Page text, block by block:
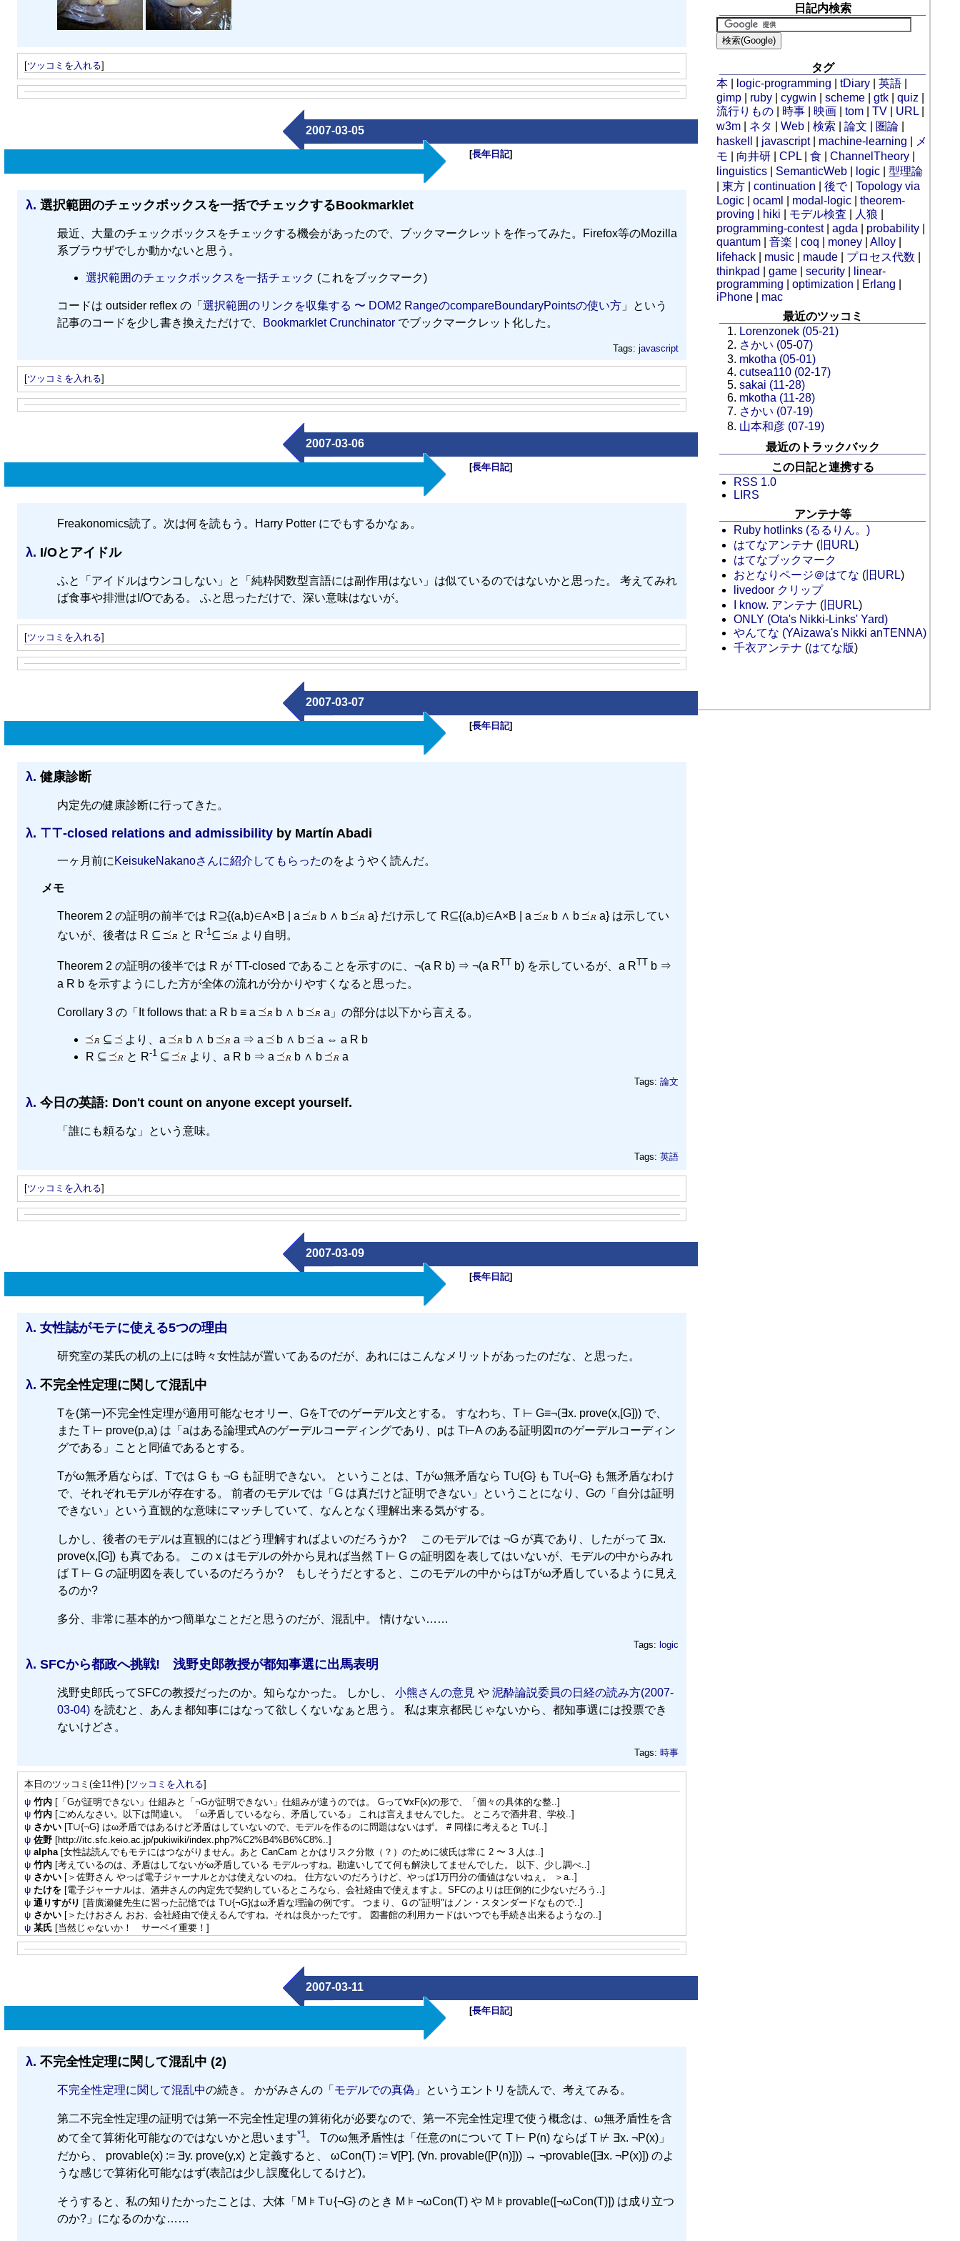
[ツッコミを入れる]
2007-03-05
[長年日記]
λ. 選択範囲のチェックボックスを一括でチェックするBookmarklet
最近、大量のチェックボックスをチェックする機会があったので、ブックマークレットを作ってみた。Firefox等のMozilla
系ブラウザでしか動かないと思う。
選択範囲のチェックボックスを一括チェック (これをブックマーク)
コードは outsider reflex の「 選択範囲のリンクを収集する 〜 DOM2 RangeのcompareBoundaryPointsの使い方」という
記事のコードを少し書き換えただけで、
Bookmarklet Crunchinatorでブックマークレット化した。
Tags: javascript
[ツッコミを入れる]
2007-03-06
[長年日記]
Freakonomics読了。次は何を読もう。Harry Potter にでもするかなぁ。
λ. I/Oとアイドル
ふと「アイドルはウンコしない」と「純粋関数型言語には副作用はない」は似ているのではないかと思った。 考えてみれ
ば食事や排泄はI/Oである。 ふと思っただけで、深い意味はないが。
[ツッコミを入れる]
2007-03-07
[長年日記]
λ. 健康診断
内定先の健康診断に行ってきた。
λ. ⊤⊤-closed relations and admissibility by Martín Abadi
一ヶ月前に KeisukeNakanoさんに紹介してもらったのをようやく読んだ。
メモ
Theorem 2 の証明の前半では R⊇{(a,b)∈A×B | a b ∧ b a} だけ示して R⊆{(a,b)∈A×B | a b ∧ b
a} は示してい
ないが、後者は R ⊆
と R-1⊆ より自明。
Theorem 2 の証明の後半では R が TT-closed であることを示すのに、¬(a R b) ⇒ ¬(a RTT b) を示しているが、a RTT b ⇒
a R b を示すようにした方が全体の流れが分かりやすくなると思った。
Corollary 3 の「It follows that: a R b ≡ a b ∧ b a」の部分は以下から言える。
⊆ より、a b ∧ b a ⇒ a b ∧ b
a ⇔ a R b
R ⊆
と R-1⊆ より、a R b ⇒ a b ∧ b a
Tags: 論文
λ. 今日の英語: Don't count on anyone except yourself.
「誰にも頼るな」という意味。
Tags: 英語
[ツッコミを入れる]
2007-03-09
[長年日記]
λ. 女性誌がモテに使える5つの理由
研究室の某氏の机の上には時々女性誌が置いてあるのだが、あれにはこんなメリットがあったのだな、と思った。
λ. 不完全性定理に関して混乱中
Tを(第一)不完全性定理が適用可能なセオリー、GをTでのゲーデル文とする。 すなわち、T ⊢ G≡¬(∃x. prove(x,[G])) で、
また T ⊢ prove(p,a) は「aはある論理式Aのゲーデルコーディングであり、pは T⊢A のある証明図πのゲーデルコーディン
グである」ことと同値であるとする。
Tがω無矛盾ならば、Tでは G も ¬G も証明できない。 ということは、Tがω無矛盾なら T∪{G} も T∪{¬G} も無矛盾なわけ
で、それぞれモデルが存在する。 前者のモデルでは「G は真だけど証明できない」ということになり、Gの「自分は証明
できない」という直観的な意味にマッチしていて、なんとなく理解出来る気がする。
しかし、後者のモデルは直観的にはどう理解すればよいのだろうか? このモデルでは ¬G が真であり、したがって ∃x.
prove(x,[G]) も真である。 この x はモデルの外から見れば当然 T ⊢ G の証明図を表してはいないが、モデルの中からみれ
ば T ⊢ G の証明図を表しているのだろうか? もしそうだとすると、このモデルの中からはTがω矛盾しているように見え
るのか?
多分、非常に基本的かつ簡単なことだと思うのだが、混乱中。 情けない……
Tags: logic
λ. SFCから都政へ挑戦! 浅野史郎教授が都知事選に出馬表明
浅野史郎氏ってSFCの教授だったのか。知らなかった。 しかし、 小熊さんの意見 や 泥酔論説委員の日経の読み方(2007-
03-04)を読むと、あんま都知事にはなって欲しくないなぁと思う。 私は東京都民じゃないから、都知事選には投票でき
ないけどさ。
Tags: 時事
本日のツッコミ(全11件) [ツッコミを入れる]
ψ 竹内[「Gが証明できない」仕組みと「¬Gが証明できない」仕組みが違うのでは。 Gって∀xF(x)の形で、「個々の具体的な整..]
ψ 竹内[ごめんなさい。以下は間違い。 「ω矛盾しているなら、矛盾している」 これは言えませんでした。 ところで酒井君、学校..]
ψ さかい[T∪{¬G} はω矛盾ではあるけど矛盾はしていないので、モデルを作るのに問題はないはず。 # 同様に考えると T∪{..]
ψ 佐野[http://itc.sfc.keio.ac.jp/pukiwiki/index.php?%C2%B4%B6%C8%..]
ψ alpha[女性誌読んでもモテにはつながりません。あと CanCam とかはリスク分散（？）のために彼氏は常に 2 〜 3 人は..]
ψ 竹内[考えているのは、矛盾はしてないがω矛盾している モデルっすね。勘違いしてて何も解決してませんでした。 以下、少し調べ..]
ψ さかい[＞佐野さん やっぱ電子ジャーナルとかは使えないのね。 仕方ないのだろうけど、やっぱ1万円分の価値はないねぇ。 ＞a..]
ψ たけを[電子ジャーナルは、酒井さんの内定先で契約しているところなら、会社経由で使えますよ。SFCのよりは圧倒的に少ないだろう..]
ψ 通りすがり [昔廣瀬健先生に習った記憶では T∪{¬G}はω矛盾な理論の例です。 つまり、Ｇの"証明"はノン・スタンダードなもので..]
ψ さかい[＞たけおさん おお、会社経由で使えるんですね。それは良かったです。 図書館の利用カードはいつでも手続き出来るようなの..]
ψ 某氏[当然じゃないか！ サーベイ重要！]
2007-03-11
[長年日記]
λ. 不完全性定理に関して混乱中 (2)
不完全性定理に関して混乱中の続き。 かがみさんの「 モデルでの真偽 」というエントリを読んで、考えてみる。
第二不完全性定理の証明では第一不完全性定理の算術化が必要なので、第一不完全性定理で使う概念は、ω無矛盾性を含
めて全て算術化可能なのではないかと思います*1。 Tのω無矛盾性は「任意のnについて T ⊢ P(n) ならば T ⊬ ∃x. ¬P(x)」
だから、 provable(x) := ∃y. prove(y,x) と定義すると、 ωCon(T) := ∀[P]. (∀n. provable([P(n)])) → ¬provable([∃x. ¬P(x)]) のよ
うな感じで算術化可能なはず(表記は少し誤魔化してるけど)。
そうすると、私の知りたかったことは、大体「M ⊧ T∪{¬G} のとき M ⊧ ¬ωCon(T) や M ⊧ provable([¬ωCon(T)]) は成り立つ
のか?」になるのかな……
日記内検索
タグ
本
logic-programming |tDiary |英語
gimp
ruby |cygwin |scheme |gtk |quiz
流行りもの
時事 映画 |tom |TV URL
w3m
ネタ |Web |検索 |論文 圏論
haskell
javascript| machine-learning
メ
モ
向井研 |CPL |食 |ChannelTheory
linguistics
SemanticWeb logic |型理論
|東方 |continuation |後で|Topology via
Logic |ocaml modal-logic |theorem-
proving
hiki モデル検査 人狼
programming-contest|agda probability
quantum |音楽 |coq money |Alloy
lifehack
music maude プロセス代数
thinkpad
|game |security
linear-
programming |optimization Erlang
iPhone
mac
最近のツッコミ
Lorenzonek (05-21)
さかい (05-07)
mkotha (05-01)
cutsea110 (02-17)
sakai (11-28)
mkotha (11-28)
さかい (07-19)
山本和彦 (07-19)
最近のトラックバック
この日記と連携する
RSS 1.0
LIRS
アンテナ等
Ruby hotlinks (るるりん。)
はてなアンテナ ( 旧URL)
はてなブックマーク
おとなりページ＠はてな ( 旧URL)
livedoor クリップ
I know. アンテナ ( 旧URL)
ONLY (Ota's Nikki-Links' Yard)
やんてな (YAizawa's Nikki anTENNA)
千衣アンテナ (はてな版)